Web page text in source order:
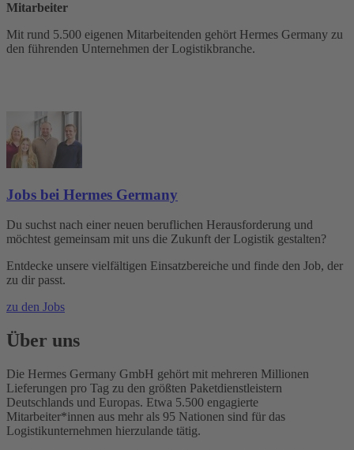
Mitarbeiter
Mit rund 5.500 eigenen Mitarbeitenden gehört Hermes Germany zu
den führenden Unternehmen der Logistikbranche.
Jobs bei Hermes Germany
Du suchst nach einer neuen beruflichen Herausforderung und
möchtest gemeinsam mit uns die Zukunft der Logistik gestalten?
Entdecke unsere vielfältigen Einsatzbereiche und finde den Job, der
zu dir passt.
zu den Jobs
Über uns
Die Hermes Germany GmbH gehört mit mehreren Millionen
Lieferungen pro Tag zu den größten Paketdienstleistern
Deutschlands und Europas. Etwa 5.500 engagierte
Mitarbeiter*innen aus mehr als 95 Nationen sind für das
Logistikunternehmen hierzulande tätig.